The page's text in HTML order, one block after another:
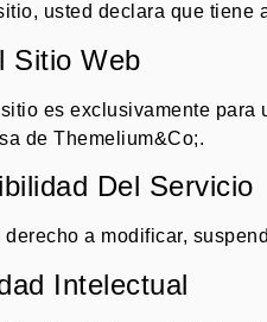
usted declara que tiene
Sitio Web
es exclusivamente para
de Themelium&Co;.
Del Servicio
derecho a modificar,
Intelectual